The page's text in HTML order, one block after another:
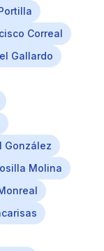
Correal
Gallardo
González
Molina